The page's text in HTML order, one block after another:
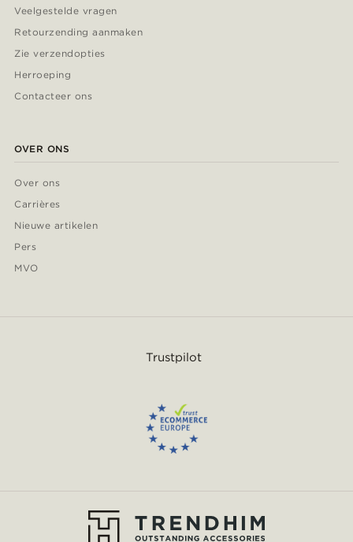
Veelgestelde vragen
Retourzending aanmaken
Zie verzendopties
Herroeping
Contacteer ons
OVER ONS
Over ons
Carrières
Nieuwe artikelen
Pers
MVO
Trustpilot